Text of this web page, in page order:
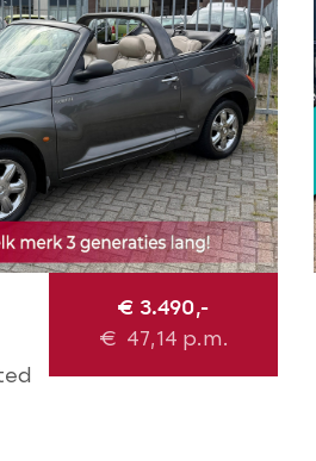
€ 3.490,-
€ 47,14 p.m.